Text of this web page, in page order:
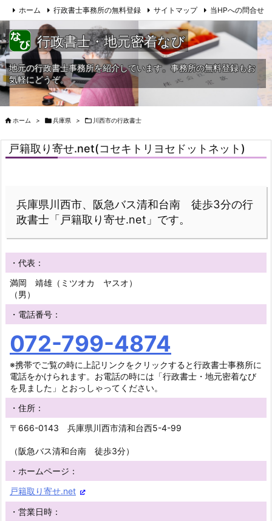
ホーム 行政書士事務所の無料登録 サイトマップ 当HPへの問合せ
行政書士・地元密着なび
地元の行政書士事務所を紹介しています。事務所の無料登録もお
気軽にどうぞ。
 ホーム > 兵庫県 >  川西市の行政書士
戸籍取り寄せ.net(コセキトリヨセドットネット)
兵庫県川西市、阪急バス清和台南 徒歩3分の行
政書士「戸籍取り寄せ.net」です。
・代表：
満岡 靖雄（ミツオカ ヤスオ）
（男）
・電話番号：
072-799-4874
※携帯でご覧の時に上記リンクをクリックすると行政書士事務所に
電話をかけられます。お電話の時には「行政書士・地元密着なび
を見ました」とおっしゃってください。
・住所：
〒666-0143 兵庫県川西市清和台西5-4-99
（阪急バス清和台南 徒歩3分）
・ホームページ：
戸籍取り寄せ.net
・営業日時：